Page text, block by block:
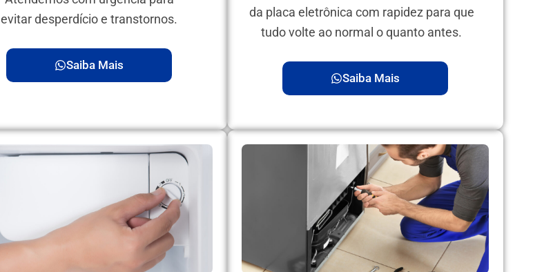
evitar desperdício e transtornos.
Saiba Mais
da placa eletrônica com rapidez para que
tudo volte ao normal o quanto antes.
Saiba Mais